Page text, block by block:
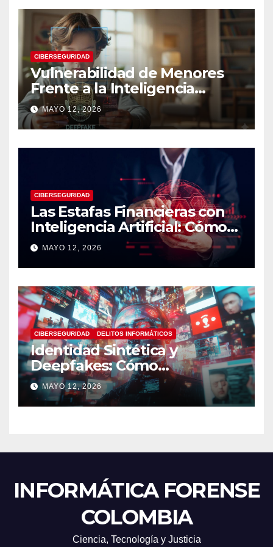
CIBERSEGURIDAD
Vulnerabilidad de Menores
Frente a la Inteligencia
Artificial: Riesgos Digitales,
Manipulación y Protección
Tecnológica
MAYO 12, 2026
CIBERSEGURIDAD
Las Estafas Financieras con
Inteligencia Artificial: Cómo
Operan, Cómo Detectarlas y
Cómo Protegerse
MAYO 12, 2026
CIBERSEGURIDAD DELITOS INFORMÁTICOS
Identidad Sintética y
Deepfakes: Cómo
Detectarlos y Qué
Herramientas Utilizar en
Investigaciones Digitales
MAYO 12, 2026
INFORMÁTICA FORENSE
COLOMBIA
Ciencia, Tecnología y Justicia